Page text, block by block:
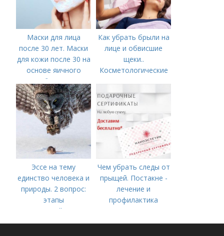
Маски для лица
после 30 лет. Маски
для кожи после 30 на
основе яичного
белка
Как убрать брыли на
лице и обвисшие
щеки..
Косметологические
Эссе на тему
единство человека и
природы. 2 вопрос:
этапы
взаимодействия
природного и
Чем убрать следы от
прыщей. Постакне -
лечение и
профилактика